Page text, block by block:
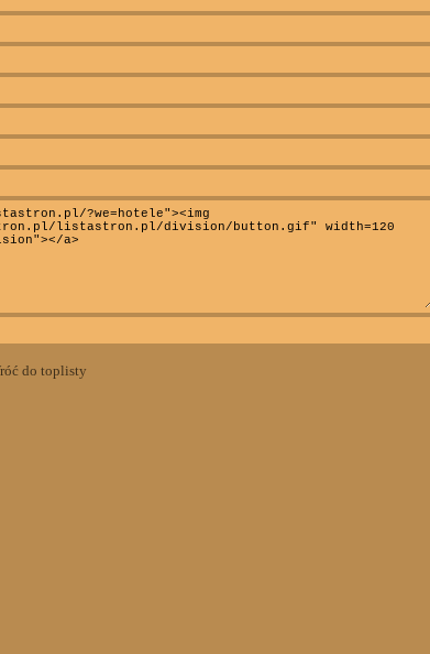
do toplisty